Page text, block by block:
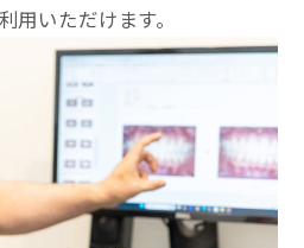
用いただけます。